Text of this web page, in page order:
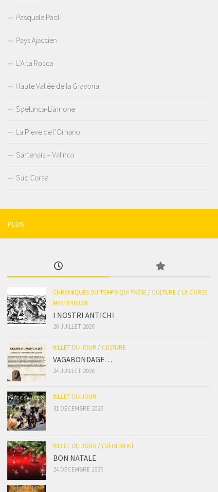
Pasquale Paoli
Pays Ajaccien
L’Alta Rocca
Haute Vallée de la Gravona
Spelunca-Liamone
La Pieve de l’Ornano
Sartenais – Valinco
Sud Corse
PLUS
CHRONIQUES DU TEMPS QUI PASSE / CULTURE / LA CORSE
MYSTÉRIEUSE
I NOSTRI ANTICHI
26 JUILLET 2026
BILLET DU JOUR / CULTURE
VAGABONDAGE…
24 JUILLET 2026
BILLET DU JOUR
31 DÉCEMBRE 2025
BILLET DU JOUR / ÉVÈNEMENT
BON NATALE
24 DÉCEMBRE 2025